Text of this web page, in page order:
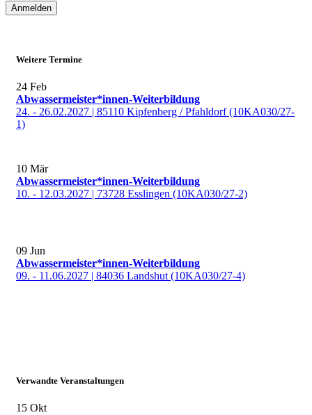
Anmelden
Weitere Termine
24 Feb
Abwassermeister*innen-Weiterbildung
24. - 26.02.2027 | 85110 Kipfenberg / Pfahldorf (10KA030/27-
1)
10 Mär
Abwassermeister*innen-Weiterbildung
10. - 12.03.2027 | 73728 Esslingen (10KA030/27-2)
09 Jun
Abwassermeister*innen-Weiterbildung
09. - 11.06.2027 | 84036 Landshut (10KA030/27-4)
Verwandte Veranstaltungen
15 Okt